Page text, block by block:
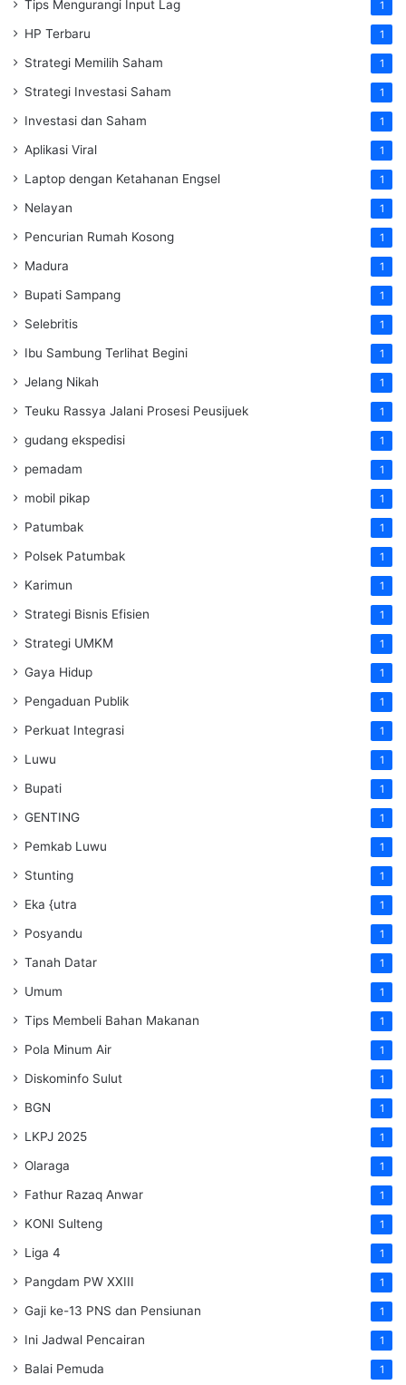
Tips Mengurangi Input Lag 1
HP Terbaru 1
Strategi Memilih Saham 1
Strategi Investasi Saham 1
Investasi dan Saham 1
Aplikasi Viral 1
Laptop dengan Ketahanan Engsel 1
Nelayan 1
Pencurian Rumah Kosong 1
Madura 1
Bupati Sampang 1
Selebritis 1
Ibu Sambung Terlihat Begini 1
Jelang Nikah 1
Teuku Rassya Jalani Prosesi Peusijuek 1
gudang ekspedisi 1
pemadam 1
mobil pikap 1
Patumbak 1
Polsek Patumbak 1
Karimun 1
Strategi Bisnis Efisien 1
Strategi UMKM 1
Gaya Hidup 1
Pengaduan Publik 1
Perkuat Integrasi 1
Luwu 1
Bupati 1
GENTING 1
Pemkab Luwu 1
Stunting 1
Eka {utra 1
Posyandu 1
Tanah Datar 1
Umum 1
Tips Membeli Bahan Makanan 1
Pola Minum Air 1
Diskominfo Sulut 1
BGN 1
LKPJ 2025 1
Olaraga 1
Fathur Razaq Anwar 1
KONI Sulteng 1
Liga 4 1
Pangdam PW XXIII 1
Gaji ke-13 PNS dan Pensiunan 1
Ini Jadwal Pencairan 1
Balai Pemuda 1